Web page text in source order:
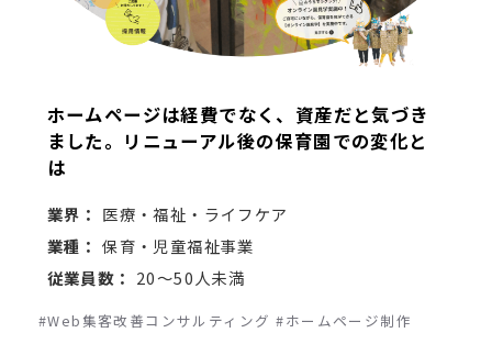
ホームページは経費でなく、資産だと気づき
ました。リニューアル後の保育園での変化と
は
業界： 医療・福祉・ライフケア
業種： 保育・児童福祉事業
従業員数： 20～50人未満
#Web集客改善コンサルティング #ホームページ制作